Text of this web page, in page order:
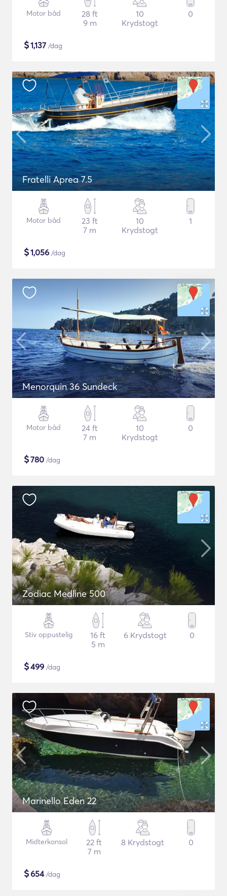
Motor båd
28 ft
9 m
10
Krydstogt
0
$1,137 /dag
Fratelli Aprea 7.5
Motor båd
23 ft
7 m
10
Krydstogt
1
$1,056 /dag
Menorquin 36 Sundeck
Motor båd
24 ft
7 m
10
Krydstogt
0
$780 /dag
Zodiac Medline 500
Stiv oppustelig
16 ft
5 m
6 Krydstogt 0
$499 /dag
Marinello Eden 22
Midterkonsol
22 ft
7 m
8 Krydstogt 0
$654/dag